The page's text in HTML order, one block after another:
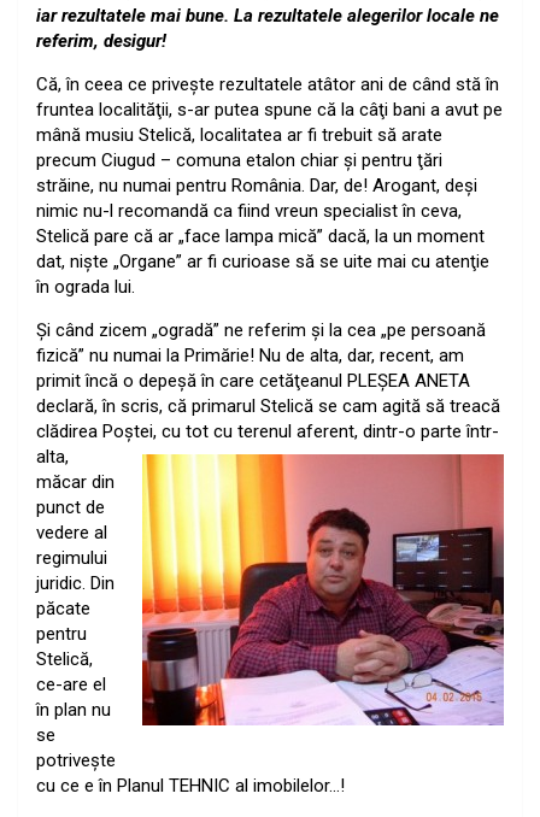
iar rezultatele mai bune. La rezultatele alegerilor locale ne
referim, desigur!
Că, în ceea ce priveşte rezultatele atâtor ani de când stă în
fruntea localităţii, s-ar putea spune că la câţi bani a avut pe
mână musiu Stelică, localitatea ar fi trebuit să arate
precum Ciugud – comuna etalon chiar şi pentru ţări
străine, nu numai pentru România. Dar, de! Arogant, deşi
nimic nu-l recomandă ca fiind vreun specialist în ceva,
Stelică pare că ar „face lampa mică” dacă, la un moment
dat, nişte „Organe” ar fi curioase să se uite mai cu atenţie
în ograda lui.
Şi când zicem „ogradă” ne referim şi la cea „pe persoană
fizică” nu numai la Primărie! Nu de alta, dar, recent, am
primit încă o depeşă în care cetăţeanul PLEŞEA ANETA
declară, în scris, că primarul Stelică se cam agită să treacă
clădirea Poştei, cu tot cu terenul aferent, dintr-o parte într-
alta,
măcar din
punct de
vedere al
regimului
juridic. Din
păcate
pentru
Stelică,
ce-are el
în plan nu
se
potriveşte
cu ce e în Planul TEHNIC al imobilelor…!